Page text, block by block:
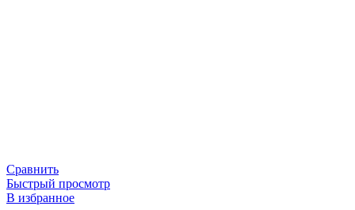
Сравнить
Быстрый просмотр
В избранное